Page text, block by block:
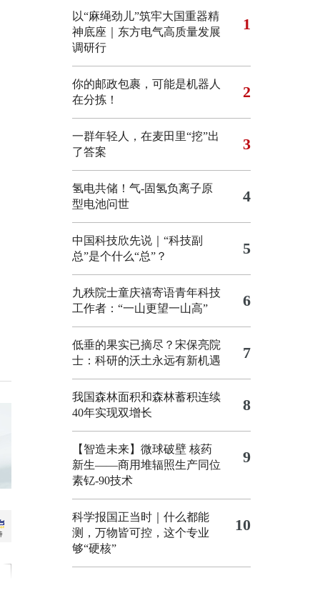
以“麻绳劲儿”筑牢大国重器精
神底座｜东方电气高质量发展
调研行
1
你的邮政包裹，可能是机器人
在分拣！
2
一群年轻人，在麦田里“挖”出
了答案
3
氢电共储！气-固氢负离子原
型电池问世
4
中国科技欣先说｜“科技副
总”是个什么“总”？
5
九秩院士童庆禧寄语青年科技
工作者：“一山更望一山高”
6
低垂的果实已摘尽？宋保亮院
士：科研的沃土永远有新机遇
7
我国森林面积和森林蓄积连续
40年实现双增长
8
【智造未来】微球破壁 核药
新生——商用堆辐照生产同位
素钇-90技术
9
科学报国正当时｜什么都能
测，万物皆可控，这个专业
够“硬核”
10